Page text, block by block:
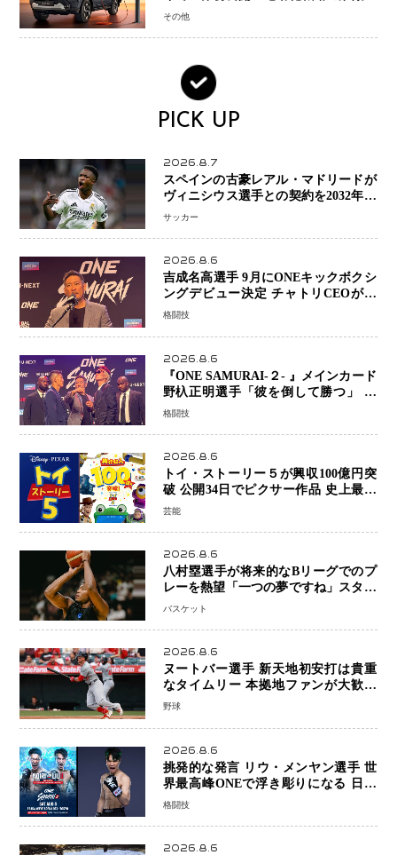
なるBEVモデルを初設定
その他
PICK UP
2026.8.7
スペインの古豪レアル・マドリードが
ヴィニシウス選手との契約を2032年ま
で延長 長期交渉が決着 年俸は約43億
サッカー
2026.8.6
吉成名高選手 9月にONEキックボクシ
ングデビュー決定 チャトリCEOがサ
プライズ発表 2カ月連続参戦へ
格闘技
2026.8.6
『ONE SAMURAI-２- 』メインカード
野杁正明選手「彼を倒して勝つ」 リ
ウ・メンヤンとの因縁に決着へ 再起
初戦
格闘技
2026.8.6
トイ・ストーリー５が興収100億円突
破 公開34日でピクサー作品 史上最速
日本歴代シリーズ最高更新も目前
芸能
2026.8.6
八村塁選手が将来的なBリーグでのプ
レーを熱望「一つの夢ですね」スター
帰還がリーグ価値を押し上げる可能性
バスケット
2026.8.6
ヌートバー選手 新天地初安打は貴重
なタイムリー 本拠地ファンが大歓声
笑顔で歓喜
野球
2026.8.6
挑発的な発言 リウ・メンヤン選手 世
界最高峰ONEで浮き彫りになる 日本
キックボクシングが直面する“技術
格闘技
2026.8.6